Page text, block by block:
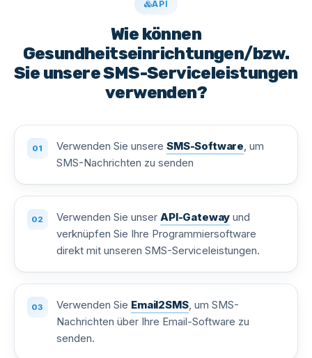
API
Wie können
Gesundheitseinrichtungen/bzw.
Sie unsere SMS-Serviceleistungen
verwenden?
Verwenden Sie unsere SMS-Software, um
SMS-Nachrichten zu senden
Verwenden Sie unser API-Gateway und
verknüpfen Sie Ihre Programmiersoftware
direkt mit unseren SMS-Serviceleistungen.
Verwenden Sie Email2SMS, um SMS-
Nachrichten über Ihre Email-Software zu
senden.